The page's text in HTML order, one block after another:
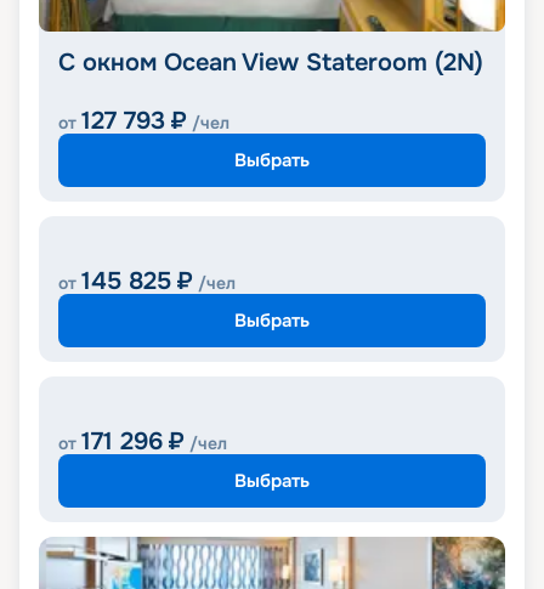
С окном Ocean View Stateroom (2N)
от 127 793 ₽ /чел
Выбрать
от 145 825 ₽ /чел
Выбрать
от 171 296 ₽ /чел
Выбрать